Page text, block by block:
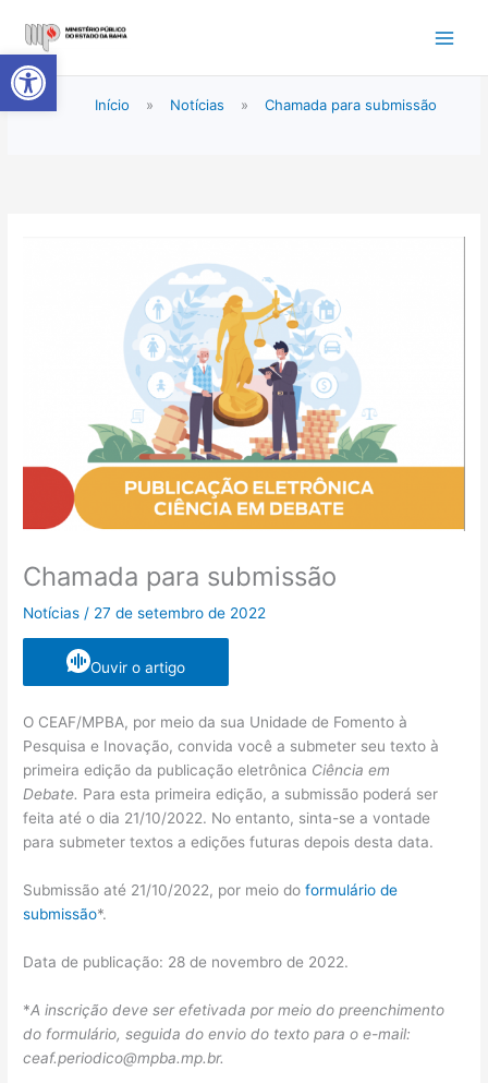
o
conteúdo
Início
» Notícias » Chamada para submissão
Chamada para submissão
Notícias / 27 de setembro de 2022
Ouvir o artigo
O CEAF/MPBA, por meio da sua Unidade de Fomento à
Pesquisa e Inovação, convida você a submeter seu texto à
primeira edição da publicação eletrônica Ciência em
Debate. Para esta primeira edição, a submissão poderá ser
feita até o dia 21/10/2022. No entanto, sinta-se a vontade
para submeter textos a edições futuras depois desta data.
Submissão até 21/10/2022, por meio doformulário de
submissão*.
Data de publicação: 28 de novembro de 2022.
*A inscrição deve ser efetivada por meio do preenchimento
do formulário, seguida do envio do texto para o e-mail:
ceaf.periodico@mpba.mp.br.
Abrir a barra de ferramentas